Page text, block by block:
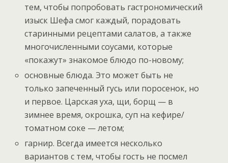
тем, чтобы попробовать гастрономический
изыск Шефа смог каждый, порадовать
старинными рецептами салатов, а также
многочисленными соусами, которые
«покажут» знакомое блюдо по-новому;
основные блюда. Это может быть не
только запеченный гусь или поросенок, но
и первое. Царская уха, щи, борщ — в
зимнее время, окрошка, суп на кефире/
томатном соке — летом;
гарнир. Всегда имеется несколько
вариантов с тем, чтобы гость не посмел